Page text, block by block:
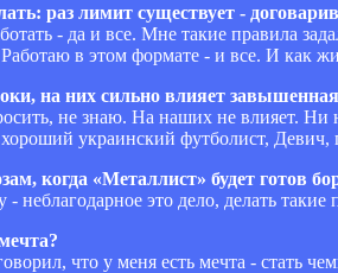
раз лимит существует -
- да и все. Мне такие правила
в этом формате - и все. И как
на них сильно влияет
не знаю. На наших не влияет.
украинский футболист,
когда «Металлист» будет готов
неблагодарное это дело, делать такие
что у меня есть мечта - стать